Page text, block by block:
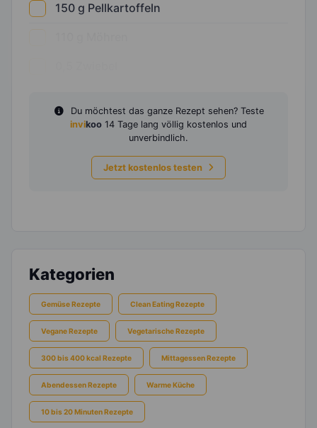
150 g Pellkartoffeln
Du möchtest das ganze Rezept sehen? Teste
invikoo 14 Tage lang völlig kostenlos und
unverbindlich.
Jetzt kostenlos testen
Kategorien
Gemüse Rezepte Clean Eating Rezepte
Vegane Rezepte Vegetarische Rezepte
300 bis 400 kcal Rezepte Mittagessen Rezepte
Abendessen Rezepte Warme Küche
10 bis 20 Minuten Rezepte